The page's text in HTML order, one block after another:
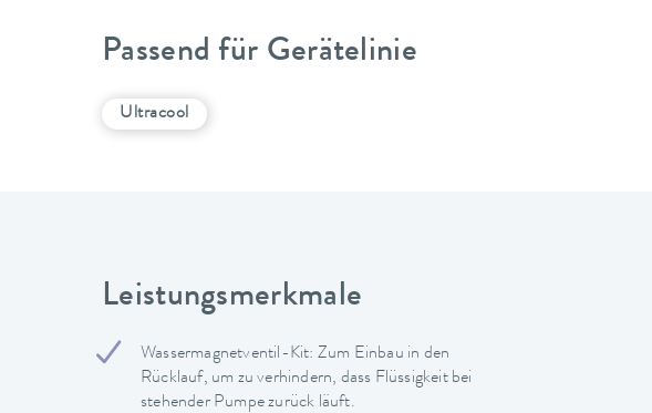
Passend für Gerätelinie
Ultracool
Leistungsmerkmale
Wassermagnetventil-Kit: Zum Einbau in den
Rücklauf, um zu verhindern, dass Flüssigkeit bei
stehender Pumpe zurück läuft.